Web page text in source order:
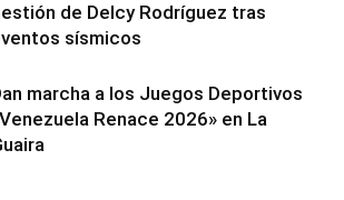
de Delcy Rodríguez tras
sísmicos
marcha a los Juegos Deportivos
Renace 2026» en La